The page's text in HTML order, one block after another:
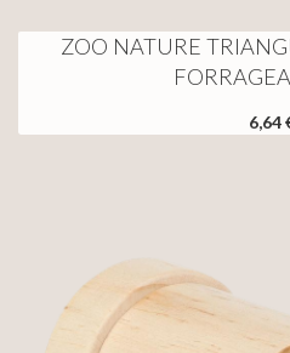
ZOO NATURE
6,64